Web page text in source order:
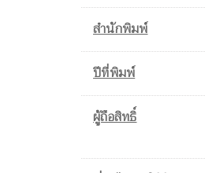
สำนักพิมพ์
ปีที่พิมพ์
ผู้ถือสิทธิ์